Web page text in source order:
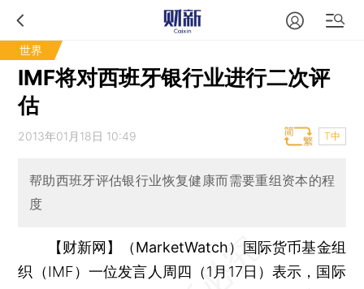
世界
IMF将对西班牙银行业进行二次评
估
2013年01月18日 10:49 T中
帮助西班牙评估银行业恢复健康而需要重组资本的程
度
【财新网】（MarketWatch） 国际货币基金组
织（IMF）一位发言人周四（1月17日）表示，国际